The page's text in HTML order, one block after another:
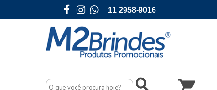
11 2958-9016